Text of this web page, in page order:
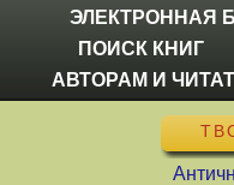
ЭЛЕКТРОННАЯ
ПОИСК КНИГ
АВТОРАМ И